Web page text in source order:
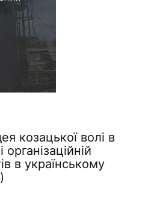
козацької волі в
в українському